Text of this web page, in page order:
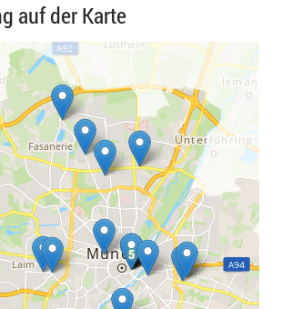
auf der Karte
5
5
5
5
5